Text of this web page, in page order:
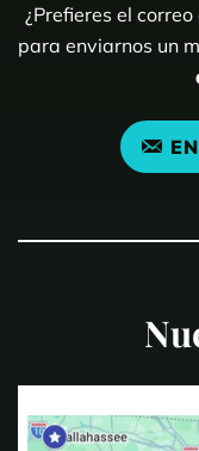
¿Prefieres el
para enviarnos un